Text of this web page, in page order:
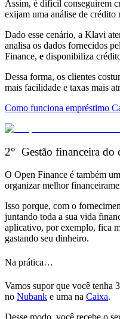
Assim, é difícil conseguirem
exijam uma análise de
Dado esse cenário, a Klavi
analisa os dados fornecidos
Finance, e disponibiliza
Dessa forma, os clientes
mais facilidade e taxas mais
Como funciona empréstimo
2° Gestão financeira do
O Open Finance é também
organizar melhor
Isso porque, com o
juntando toda a sua vida
aplicativo, por exemplo, fica
gastando seu dinheiro.
Na prática…
Vamos supor que você tenha
no Nubank e uma na Caixa.
Desse modo, você recebe o